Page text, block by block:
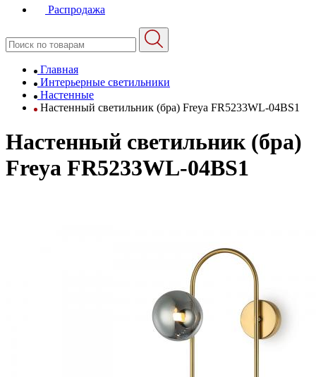
Распродажа
Главная
Интерьерные светильники
Настенные
Настенный светильник (бра) Freya FR5233WL-04BS1
Настенный светильник (бра)
Freya FR5233WL-04BS1